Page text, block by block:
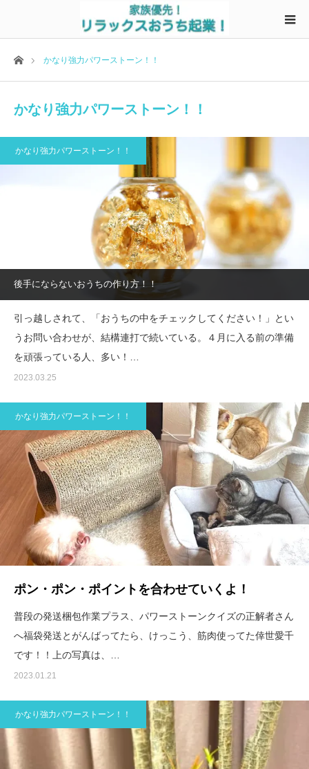
ホームかなり強力パワーストーン！！
かなり強力パワーストーン！！
かなり強力パワーストーン！！
後手にならないおうちの作り方！！
引っ越しされて、「おうちの中をチェックしてください！」とい
うお問い合わせが、結構連打で続いている。４月に入る前の準備
を頑張っている人、多い！…
2023.03.25
かなり強力パワーストーン！！
ポン・ポン・ポイントを合わせていくよ！
普段の発送梱包作業プラス、パワーストーンクイズの正解者さん
へ福袋発送とがんばってたら、けっこう、筋肉使ってた倖世愛千
です！！上の写真は、…
2023.01.21
かなり強力パワーストーン！！